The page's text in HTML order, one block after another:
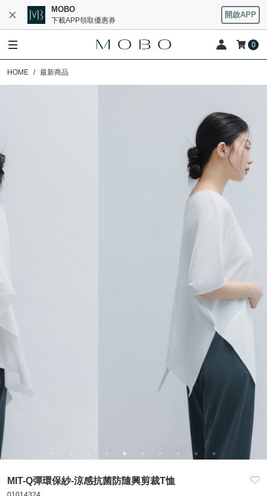
MOBO
下載APP領取優惠券
開啟APP
0
HOME 最新商品
MIT-Q彈環保紗-涼感抗菌防隨興剪裁T恤